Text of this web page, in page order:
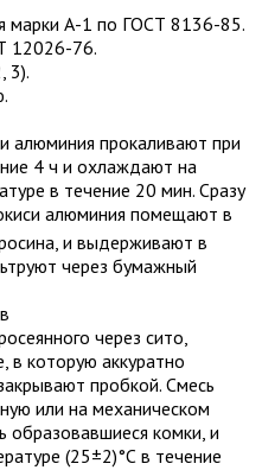
марки А-1 по ГОСТ 8136-85.
12026-76.
3).
алюминия прокаливают при
4 ч и охлаждают на
в течение 20 мин. Сразу
алюминия помещают в
и выдерживают в
через бумажный
через сито,
в которую аккуратно
пробкой. Смесь
или на механическом
образовавшиеся комки, и
(25±2)°С в течение